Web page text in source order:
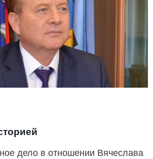
дело в отношении Вячеслава